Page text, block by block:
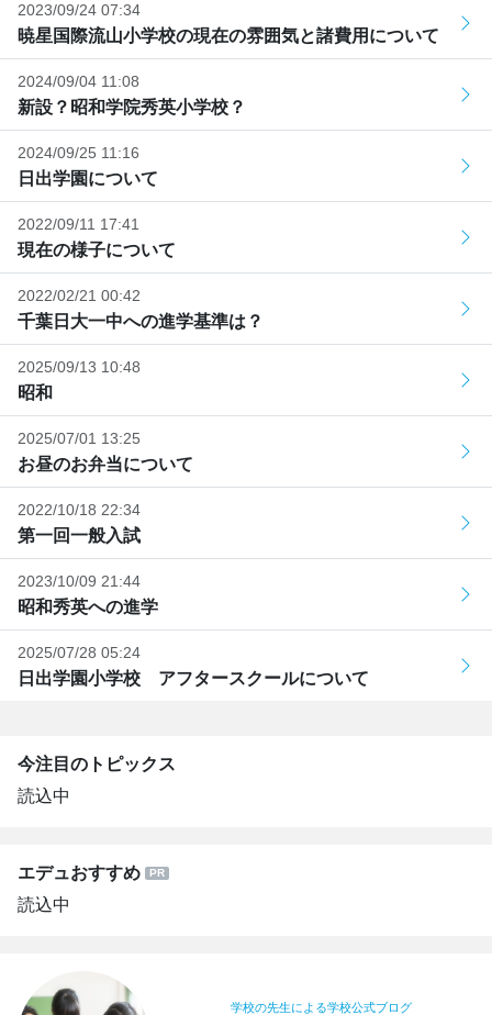
2023/09/24 07:34
暁星国際流山小学校の現在の雰囲気と諸費用について
2024/09/04 11:08
新設？昭和学院秀英小学校？
2024/09/25 11:16
日出学園について
2022/09/11 17:41
現在の様子について
2022/02/21 00:42
千葉日大一中への進学基準は？
2025/09/13 10:48
昭和
2025/07/01 13:25
お昼のお弁当について
2022/10/18 22:34
第一回一般入試
2023/10/09 21:44
昭和秀英への進学
2025/07/28 05:24
日出学園小学校 アフタースクールについて
今注目のトピックス
読込中
エデュおすすめ
読込中
学校の先生による学校公式ブログ